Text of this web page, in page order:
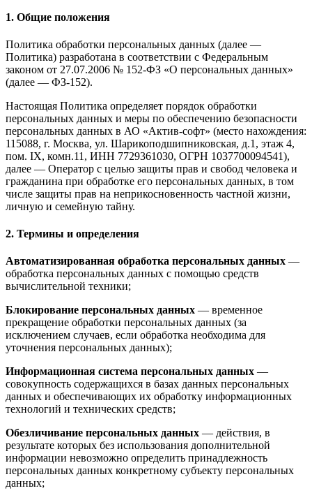
1. Общие положения
Политика обработки персональных данных (далее —
Политика) разработана в соответствии с Федеральным
законом от 27.07.2006 № 152-ФЗ «О персональных данных»
(далее — ФЗ-152).
Настоящая Политика определяет порядок обработки
персональных данных и меры по обеспечению безопасности
персональных данных в АО «Актив-софт» (место нахождения:
115088, г. Москва, ул. Шарикоподшипниковская, д.1, этаж 4,
пом. IX, комн.11, ИНН 7729361030, ОГРН 1037700094541),
далее — Оператор с целью защиты прав и свобод человека и
гражданина при обработке его персональных данных, в том
числе защиты прав на неприкосновенность частной жизни,
личную и семейную тайну.
2. Термины и определения
Автоматизированная обработка персональных данных —
обработка персональных данных с помощью средств
вычислительной техники;
Блокирование персональных данных — временное
прекращение обработки персональных данных (за
исключением случаев, если обработка необходима для
уточнения персональных данных);
Информационная система персональных данных —
совокупность содержащихся в базах данных персональных
данных и обеспечивающих их обработку информационных
технологий и технических средств;
Обезличивание персональных данных — действия, в
результате которых без использования дополнительной
информации невозможно определить принадлежность
персональных данных конкретному субъекту персональных
данных;